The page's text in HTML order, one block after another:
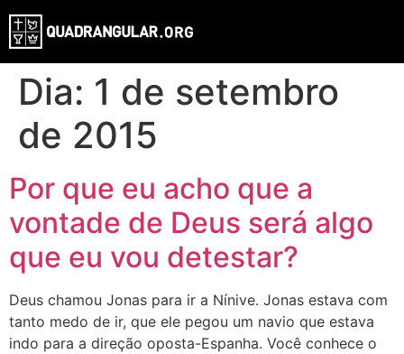
Dia: 1 de setembro
de 2015
Por que eu acho que a
vontade de Deus será algo
que eu vou detestar?
Deus chamou Jonas para ir a Nínive. Jonas estava com
tanto medo de ir, que ele pegou um navio que estava
indo para a direção oposta-Espanha. Você conhece o